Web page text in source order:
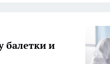
балетки и